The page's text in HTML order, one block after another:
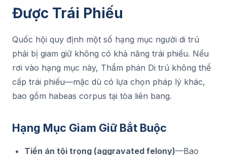
Được Trái Phiếu
Quốc hội quy định một số hạng mục người di trú
phải bị giam giữ không có khả năng trái phiếu. Nếu
rơi vào hạng mục này, Thẩm phán Di trú không thể
cấp trái phiếu—mặc dù có lựa chọn pháp lý khác,
bao gồm habeas corpus tại tòa liên bang.
Hạng Mục Giam Giữ Bắt Buộc
Tiền án tội trọng (aggravated felony)—Bao